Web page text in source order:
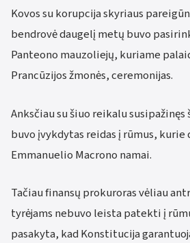
Kovos su korupcija skyriaus
bendrovė daugelį metų buvo
Panteono mauzoliejų, kuriame
Prancūzijos žmonės, ceremonijas.
Anksčiau su šiuo reikalu
buvo įvykdytas reidas į rūmus,
Emmanuelio Macrono namai.
Tačiau finansų prokuroras vėliau
tyrėjams nebuvo leista patekti į
pasakyta, kad Konstitucija